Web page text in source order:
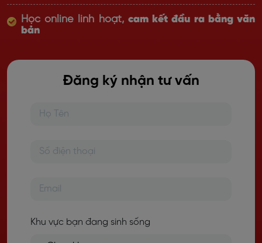
Học online linh hoạt, cam kết đầu ra bằng văn
bản
Đăng ký nhận tư vấn
Khu vực bạn đang sinh sống